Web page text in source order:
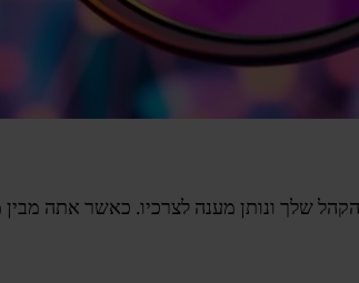
הקהל שלך ונותן מענה לצרכיו. כאשר אתה